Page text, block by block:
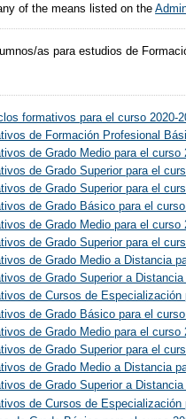
of the means listed on the
as para estudios de
formativos para el curso 2020-
de Formación Profesional
de Grado Medio para el curso
de Grado Superior para el
de Grado Superior para el
de Grado Básico para el
de Grado Medio para el curso
de Grado Superior para el
de Grado Medio a Distancia
de Grado Superior a
de Cursos de Especialización
de Grado Básico para el
de Grado Medio para el curso
de Grado Superior para el
de Grado Medio a Distancia
de Grado Superior a
de Cursos de Especialización